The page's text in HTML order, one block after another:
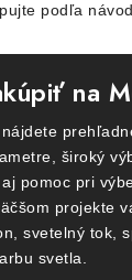
podľa
na
široký
pomoc pri
projekte
svetelný tok,
svetla.